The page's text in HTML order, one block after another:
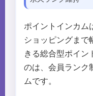
ポイントインカム
ショッピングまで
きる総合型ポイン
のは、会員ランク
ムです。